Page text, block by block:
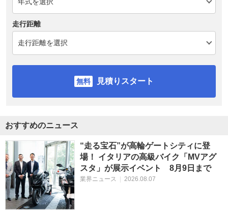
走行距離
見積りスタート
おすすめのニュース
“走る宝石”が高輪ゲートシティに登
場！ イタリアの高級バイク「MVアグ
スタ」が展示イベント 8月9日まで
業界ニュース 2026.08.07